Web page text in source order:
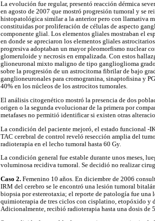
La evolución fue regular, presentó reacción dérmica
en agosto de 2007 que mostró progresión tumoral y se
histopatológica similar a la anterior pero con llamativa
constituidas por proliferación de células de aspecto
componente glial. Los elementos gliales mostraban el
en donde se apreciaron los elementos gliales
progresiva adoptaban un mayor pleomorfismo nuclear
glomeruloide y necrosis en empalizada. Con estos
glioneuronal mixto maligno de tipo ganglioglioma
sobre la progresión de un astrocitoma fibrilar de bajo
ganglioneuronales para cromogranina, sinaptofisina y
40% en los núcleos de los astrocitos tumorales.
El análisis citogenético mostró la presencia de dos
origen o la segunda evolucionar de la primera por
metafases no permitió identificar si existen otras
La condición del paciente mejoró, el estado funcional -
TAC cerebral de control reveló resección amplia del
radioterapia en el lecho tumoral hasta 60 Gy.
La condición general fue estable durante unos meses,
voluminosa recidiva tumoral. Se decidió no realizar
Caso 2. Femenino 10 años. En diciembre de 2006
IRM del cerebro se le encontró una lesión tumoral
biopsia por estereotaxia; el reporte de patología fue
quimioterapia de tres ciclos con cisplatino, etopóxido y
Adicionalmente, recibió radioterapia hasta una dosis de